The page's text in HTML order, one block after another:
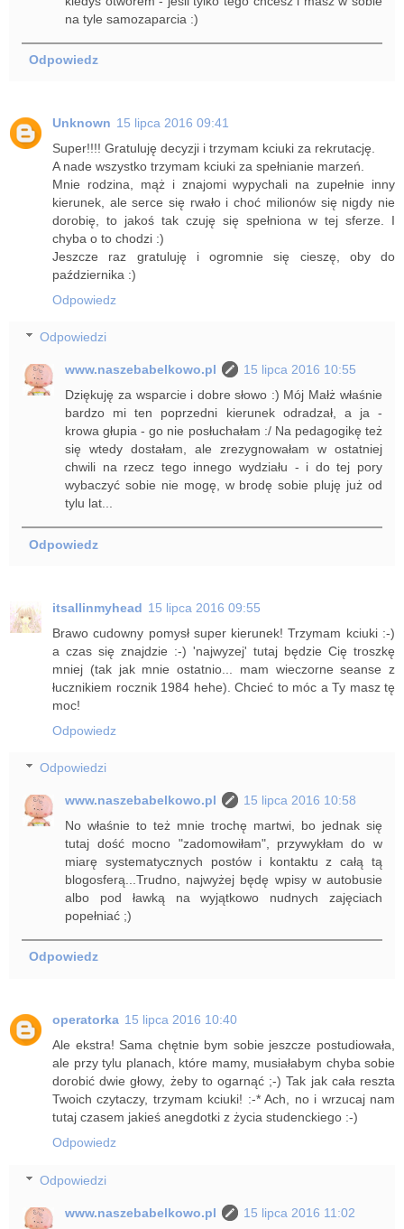
na tyle samozaparcia :)
Odpowiedz
Unknown 15 lipca 2016 09:41
Super!!!! Gratuluję decyzji i trzymam kciuki za rekrutację.
A nade wszystko trzymam kciuki za spełnianie marzeń.
Mnie rodzina, mąż i znajomi wypychali na zupełnie inny
kierunek, ale serce się rwało i choć milionów się nigdy nie
dorobię, to jakoś tak czuję się spełniona w tej sferze. I
chyba o to chodzi :)
Jeszcze raz gratuluję i ogromnie się cieszę, oby do
października :)
Odpowiedz
Odpowiedzi
www.naszebabelkowo.pl
15 lipca 2016 10:55
Dziękuję za wsparcie i dobre słowo :) Mój Małż właśnie
bardzo mi ten poprzedni kierunek odradzał, a ja -
krowa głupia - go nie posłuchałam :/ Na pedagogikę też
się wtedy dostałam, ale zrezygnowałam w ostatniej
chwili na rzecz tego innego wydziału - i do tej pory
wybaczyć sobie nie mogę, w brodę sobie pluję już od
tylu lat...
Odpowiedz
itsallinmyhead 15 lipca 2016 09:55
Brawo cudowny pomysł super kierunek! Trzymam kciuki :-)
a czas się znajdzie :-) 'najwyzej' tutaj będzie Cię troszkę
mniej (tak jak mnie ostatnio... mam wieczorne seanse z
łucznikiem rocznik 1984 hehe). Chcieć to móc a Ty masz tę
moc!
Odpowiedz
Odpowiedzi
www.naszebabelkowo.pl
15 lipca 2016 10:58
No właśnie to też mnie trochę martwi, bo jednak się
tutaj dość mocno "zadomowiłam", przywykłam do w
miarę systematycznych postów i kontaktu z całą tą
blogosferą...Trudno, najwyżej będę wpisy w autobusie
albo pod ławką na wyjątkowo nudnych zajęciach
popełniać ;)
Odpowiedz
operatorka 15 lipca 2016 10:40
Ale ekstra! Sama chętnie bym sobie jeszcze postudiowała,
ale przy tylu planach, które mamy, musiałabym chyba sobie
dorobić dwie głowy, żeby to ogarnąć ;-) Tak jak cała reszta
Twoich czytaczy, trzymam kciuki! :-* Ach, no i wrzucaj nam
tutaj czasem jakieś anegdotki z życia studenckiego :-)
Odpowiedz
Odpowiedzi
www.naszebabelkowo.pl
15 lipca 2016 11:02